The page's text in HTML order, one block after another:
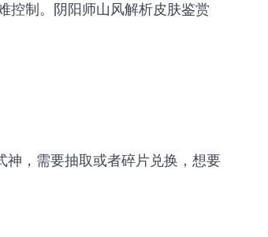
控制。阴阳师山风解析皮肤鉴赏
神，需要抽取或者碎片兑换，想要